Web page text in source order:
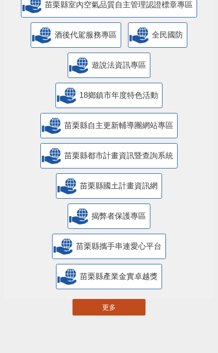
苗栗縣室內空氣品質自主管理認證標章專區
酒後代駕服務專區 全民國防
遊說法資訊專區
18鄉鎮市年度特色活動
苗栗縣自主更新輔導團網站專區
苗栗縣都市計畫資訊暨查詢系統
苗栗縣國土計畫資訊網
揭弊者保護專區
苗栗縣攜手串連愛心平台
苗栗縣產業金實卓越獎
更多